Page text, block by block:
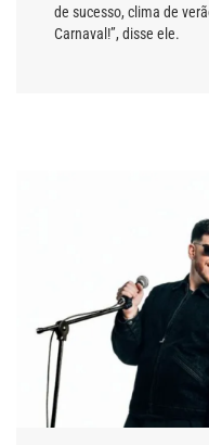
de sucesso, clima de
Carnaval!”, disse ele.